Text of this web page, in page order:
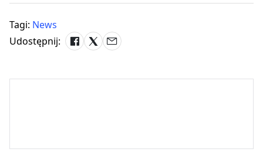
Tagi: News
Udostępnij: